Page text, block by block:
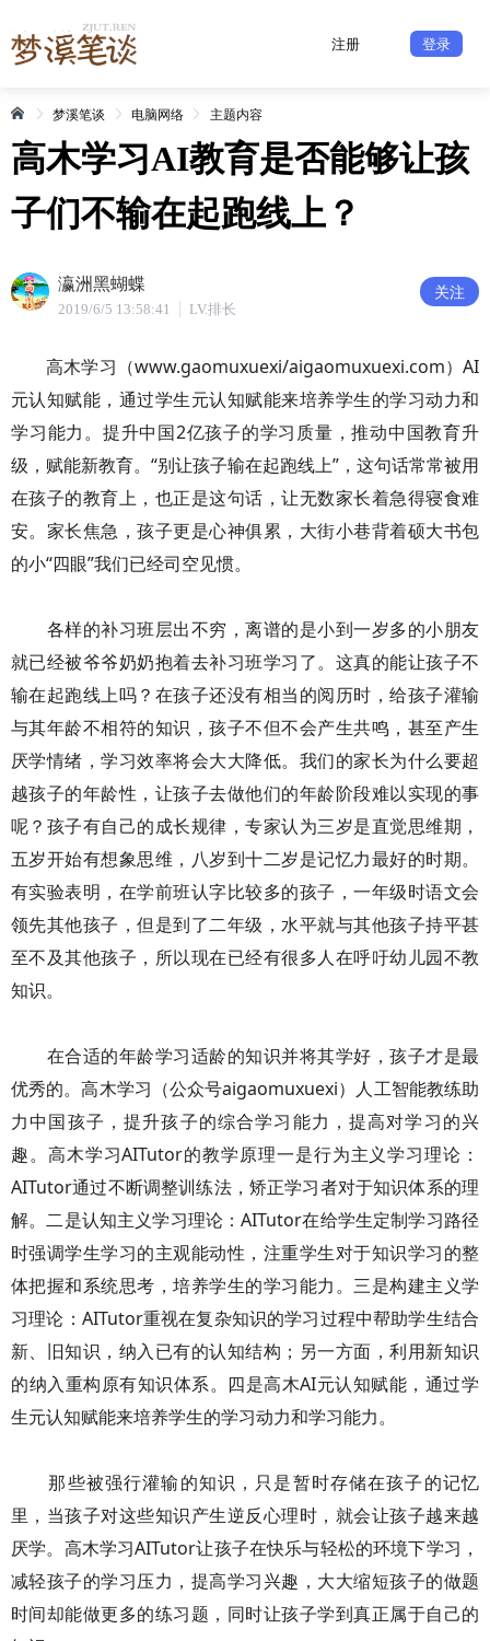
注册 登录
梦溪笔谈 电脑网络 主题内容
高木学习AI教育是否能够让孩
子们不输在起跑线上？
瀛洲黑蝴蝶
2019/6/5 13:58:41 LV.排长
关注
高木学习（www.gaomuxuexi/aigaomuxuexi.com）AI
元认知赋能，通过学生元认知赋能来培养学生的学习动力和
学习能力。提升中国2亿孩子的学习质量，推动中国教育升
级，赋能新教育。“别让孩子输在起跑线上”，这句话常常被用
在孩子的教育上，也正是这句话，让无数家长着急得寝食难
安。家长焦急，孩子更是心神俱累，大街小巷背着硕大书包
的小“四眼”我们已经司空见惯。
各样的补习班层出不穷，离谱的是小到一岁多的小朋友
就已经被爷爷奶奶抱着去补习班学习了。这真的能让孩子不
输在起跑线上吗？在孩子还没有相当的阅历时，给孩子灌输
与其年龄不相符的知识，孩子不但不会产生共鸣，甚至产生
厌学情绪，学习效率将会大大降低。我们的家长为什么要超
越孩子的年龄性，让孩子去做他们的年龄阶段难以实现的事
呢？孩子有自己的成长规律，专家认为三岁是直觉思维期，
五岁开始有想象思维，八岁到十二岁是记忆力最好的时期。
有实验表明，在学前班认字比较多的孩子，一年级时语文会
领先其他孩子，但是到了二年级，水平就与其他孩子持平甚
至不及其他孩子，所以现在已经有很多人在呼吁幼儿园不教
知识。
在合适的年龄学习适龄的知识并将其学好，孩子才是最
优秀的。高木学习（公众号aigaomuxuexi）人工智能教练助
力中国孩子，提升孩子的综合学习能力，提高对学习的兴
趣。高木学习AITutor的教学原理一是行为主义学习理论：
AITutor通过不断调整训练法，矫正学习者对于知识体系的理
解。二是认知主义学习理论：AITutor在给学生定制学习路径
时强调学生学习的主观能动性，注重学生对于知识学习的整
体把握和系统思考，培养学生的学习能力。三是构建主义学
习理论：AITutor重视在复杂知识的学习过程中帮助学生结合
新、旧知识，纳入已有的认知结构；另一方面，利用新知识
的纳入重构原有知识体系。四是高木AI元认知赋能，通过学
生元认知赋能来培养学生的学习动力和学习能力。
那些被强行灌输的知识，只是暂时存储在孩子的记忆
里，当孩子对这些知识产生逆反心理时，就会让孩子越来越
厌学。高木学习AITutor让孩子在快乐与轻松的环境下学习，
减轻孩子的学习压力，提高学习兴趣，大大缩短孩子的做题
时间却能做更多的练习题，同时让孩子学到真正属于自己的